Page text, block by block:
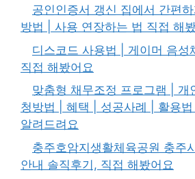
공인인증서 갱신 집에서 간편
방법 | 사용 연장하는 법 직접 해
디스코드 사용법 | 게이머 음성
직접 해봤어요
맞춤형 채무조정 프로그램 | 개
청방법 | 혜택 | 성공사례 | 활용
알려드려요
충주호암지생활체육공원 충주
안내 솔직후기, 직접 해봤어요